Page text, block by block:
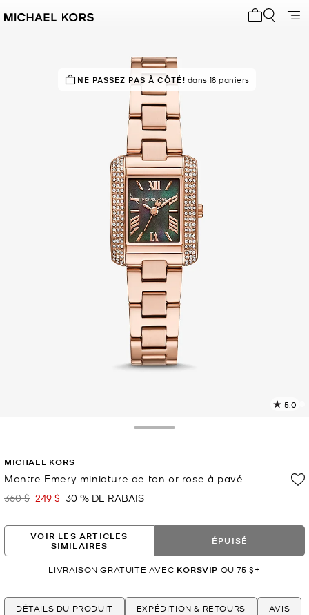
EN DEMANDE ! 7 vendus
NE PASSEZ PAS À CÔTÉ! dans 18 paniers
5.0
MICHAEL KORS
Montre Emery miniature de ton or rose à pavé
était
360 $ maintenant
249 $ 30 % DE RABAIS
VOIR LES ARTICLES
SIMILAIRES
ÉPUISÉ
LIVRAISON GRATUITE AVEC KORSVIP OU 75 $+
DÉTAILS DU PRODUIT EXPÉDITION & RETOURS AVIS